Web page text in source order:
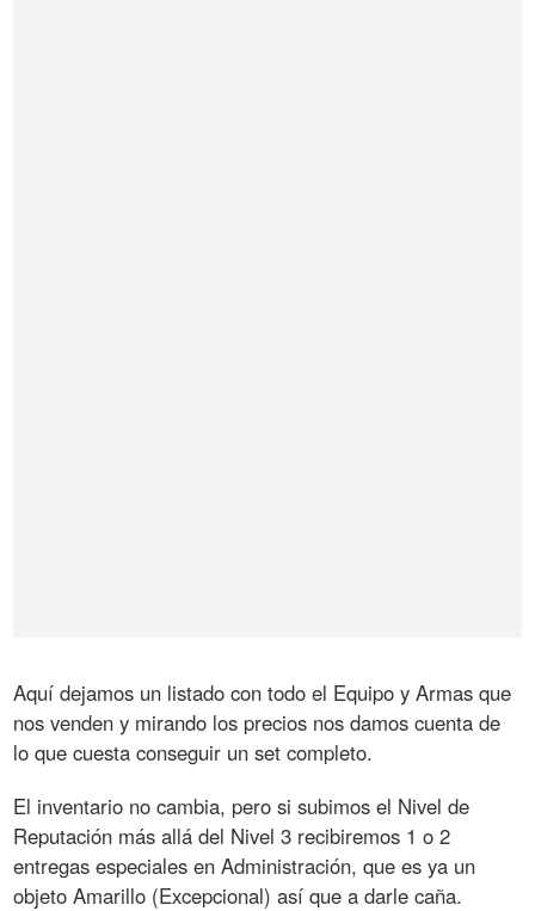
Aquí dejamos un listado con todo el Equipo y Armas que
nos venden y mirando los precios nos damos cuenta de
lo que cuesta conseguir un set completo.
El inventario no cambia, pero si subimos el Nivel de
Reputación más allá del Nivel 3 recibiremos 1 o 2
entregas especiales en Administración, que es ya un
objeto Amarillo (Excepcional) así que a darle caña.